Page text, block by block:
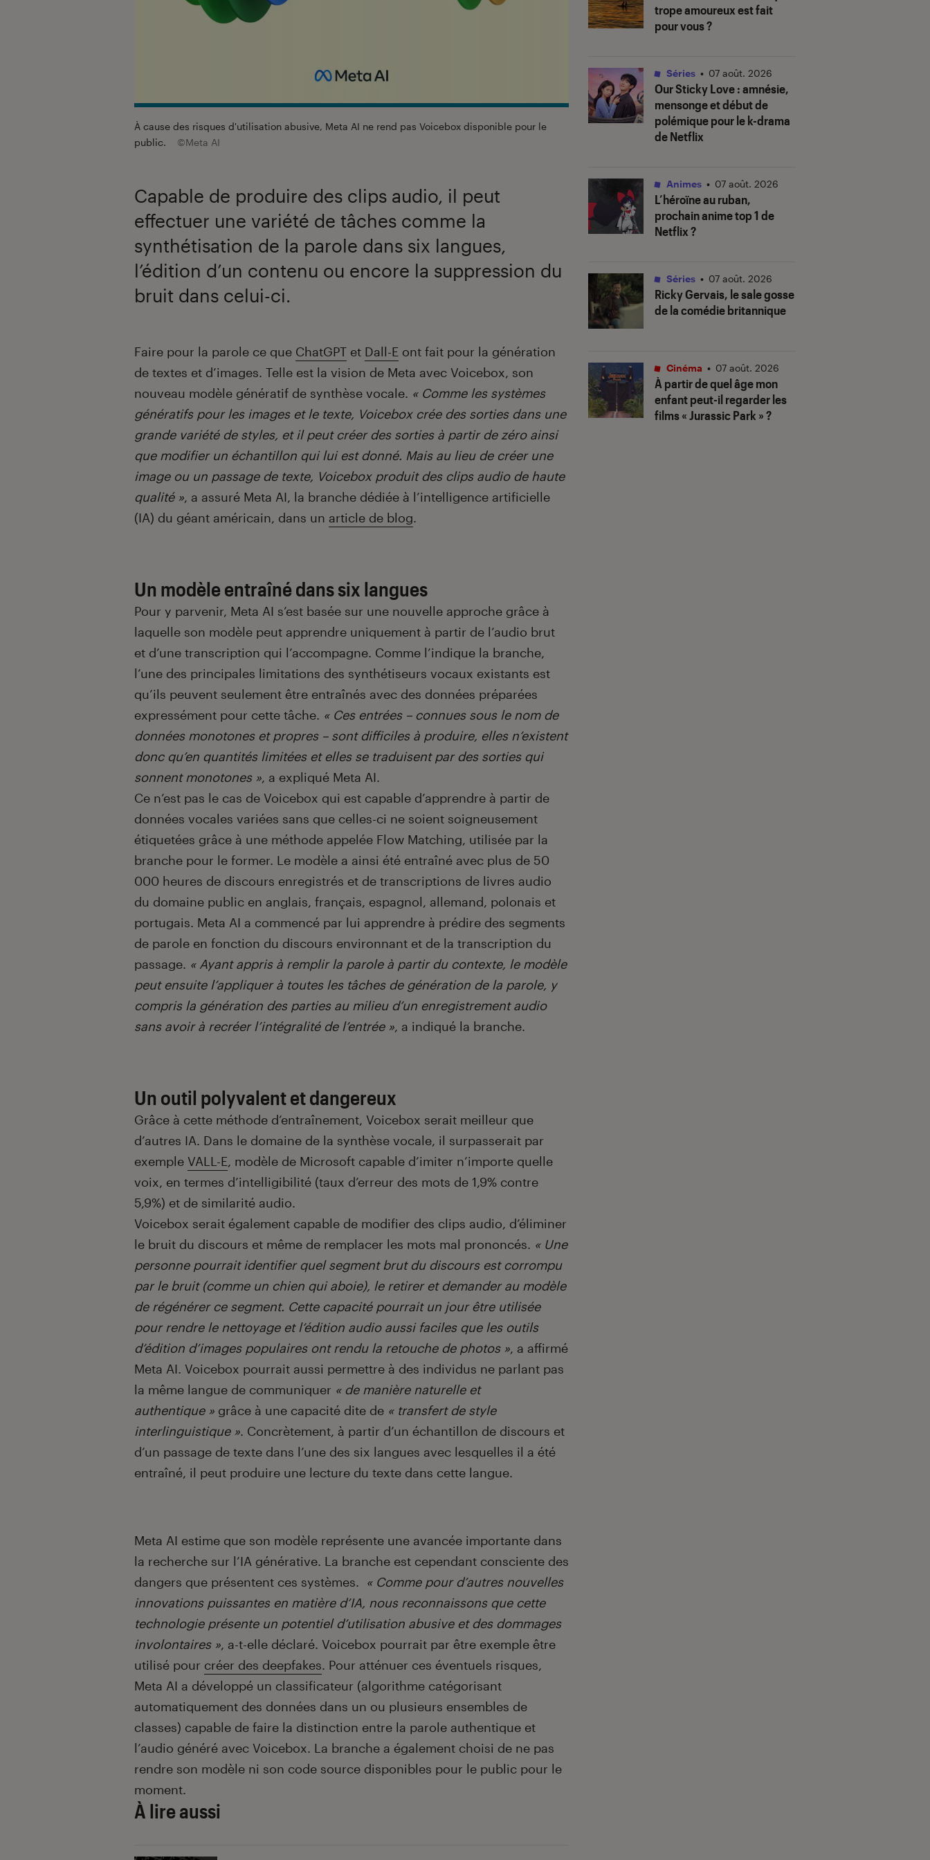
À cause des risques d'utilisation abusive, Meta AI ne rend pas Voicebox disponible pour le
public.
©Meta AI
Capable de produire des clips audio, il peut
effectuer une variété de tâches comme la
synthétisation de la parole dans six langues,
l’édition d’un contenu ou encore la suppression du
bruit dans celui-ci.
Introduction
Faire pour la parole ce que ChatGPT et Dall-E ont fait pour la génération
de textes et d’images. Telle est la vision de Meta avec Voicebox, son
nouveau modèle génératif de synthèse vocale. « Comme les systèmes
génératifs pour les images et le texte, Voicebox crée des sorties dans une
grande variété de styles, et il peut créer des sorties à partir de zéro ainsi
que modifier un échantillon qui lui est donné. Mais au lieu de créer une
image ou un passage de texte, Voicebox produit des clips audio de haute
qualité », a assuré Meta AI, la branche dédiée à l’intelligence artificielle
(IA) du géant américain, dans un article de blog.
Un modèle entraîné dans six langues
Pour y parvenir, Meta AI s’est basée sur une nouvelle approche grâce à
laquelle son modèle peut apprendre uniquement à partir de l’audio brut
et d’une transcription qui l’accompagne. Comme l’indique la branche,
l’une des principales limitations des synthétiseurs vocaux existants est
qu’ils peuvent seulement être entraînés avec des données préparées
expressément pour cette tâche. « Ces entrées – connues sous le nom de
données monotones et propres – sont difficiles à produire, elles n’existent
donc qu’en quantités limitées et elles se traduisent par des sorties qui
sonnent monotones », a expliqué Meta AI.
Ce n’est pas le cas de Voicebox qui est capable d’apprendre à partir de
données vocales variées sans que celles-ci ne soient soigneusement
étiquetées grâce à une méthode appelée Flow Matching, utilisée par la
branche pour le former. Le modèle a ainsi été entraîné avec plus de 50
000 heures de discours enregistrés et de transcriptions de livres audio
du domaine public en anglais, français, espagnol, allemand, polonais et
portugais. Meta AI a commencé par lui apprendre à prédire des segments
de parole en fonction du discours environnant et de la transcription du
passage. « Ayant appris à remplir la parole à partir du contexte, le modèle
peut ensuite l’appliquer à toutes les tâches de génération de la parole, y
compris la génération des parties au milieu d’un enregistrement audio
sans avoir à recréer l’intégralité de l’entrée », a indiqué la branche.
Un outil polyvalent et dangereux
Grâce à cette méthode d’entraînement, Voicebox serait meilleur que
d’autres IA. Dans le domaine de la synthèse vocale, il surpasserait par
exemple VALL-E, modèle de Microsoft capable d’imiter n’importe quelle
voix, en termes d’intelligibilité (taux d’erreur des mots de 1,9% contre
5,9%) et de similarité audio.
Voicebox serait également capable de modifier des clips audio, d’éliminer
le bruit du discours et même de remplacer les mots mal prononcés. « Une
personne pourrait identifier quel segment brut du discours est corrompu
par le bruit (comme un chien qui aboie), le retirer et demander au modèle
de régénérer ce segment. Cette capacité pourrait un jour être utilisée
pour rendre le nettoyage et l’édition audio aussi faciles que les outils
d’édition d’images populaires ont rendu la retouche de photos », a affirmé
Meta AI. Voicebox pourrait aussi permettre à des individus ne parlant pas
la même langue de communiquer « de manière naturelle et
authentique » grâce à une capacité dite de « transfert de style
interlinguistique ». Concrètement, à partir d’un échantillon de discours et
d’un passage de texte dans l’une des six langues avec lesquelles il a été
entraîné, il peut produire une lecture du texte dans cette langue.
Meta AI estime que son modèle représente une avancée importante dans
la recherche sur l’IA générative. La branche est cependant consciente des
dangers que présentent ces systèmes. « Comme pour d’autres nouvelles
innovations puissantes en matière d’IA, nous reconnaissons que cette
technologie présente un potentiel d’utilisation abusive et des dommages
involontaires », a-t-elle déclaré. Voicebox pourrait par être exemple être
utilisé pour créer des deepfakes. Pour atténuer ces éventuels risques,
Meta AI a développé un classificateur (algorithme catégorisant
automatiquement des données dans un ou plusieurs ensembles de
classes) capable de faire la distinction entre la parole authentique et
l’audio généré avec Voicebox. La branche a également choisi de ne pas
rendre son modèle ni son code source disponibles pour le public pour le
moment.
À lire aussi
trope amoureux est fait
pour vous ?
Our Sticky Love: amnésie,
mensonge et début de
polémique pour le k-drama
de Netflix
Séries • 07 août. 2026
L’héroïne au ruban,
prochain anime top 1 de
Netflix ?
Animes • 07 août. 2026
Ricky Gervais, le sale gosse
de la comédie britannique
Séries • 07 août. 2026
À partir de quel âge mon
enfant peut-il regarder les
films « Jurassic Park » ?
Cinéma • 07 août. 2026